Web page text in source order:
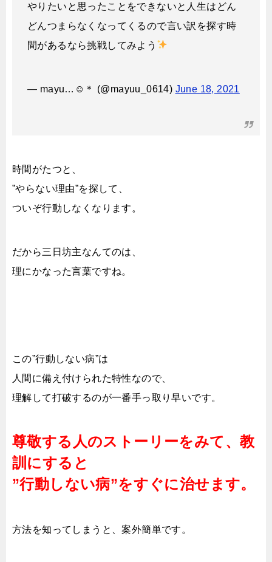
やりたいと思ったことをできないと人生はどん
どんつまらなくなってくるので言い訳を探す時
間があるなら挑戦してみよう
— mayu…☺︎＊ (@mayuu_0614) June 18, 2021
時間がたつと、
”やらない理由”を探して、
ついぞ行動しなくなります。
だから三日坊主なんてのは、
理にかなった言葉ですね。
この”行動しない病”は
人間に備え付けられた特性なので、
理解して打破するのが一番手っ取り早いです。
尊敬する人のストーリーをみて、教
訓にすると
”行動しない病”をすぐに治せます。
方法を知ってしまうと、案外簡単です。